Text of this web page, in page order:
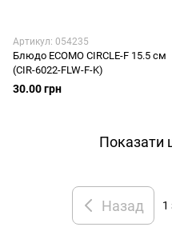
Артикул: 054235
Блюдо ECOMO CIRCLE-F 15.5 см
(CIR-6022-FLW-F-K)
30.00 грн
Показати
Назад 1